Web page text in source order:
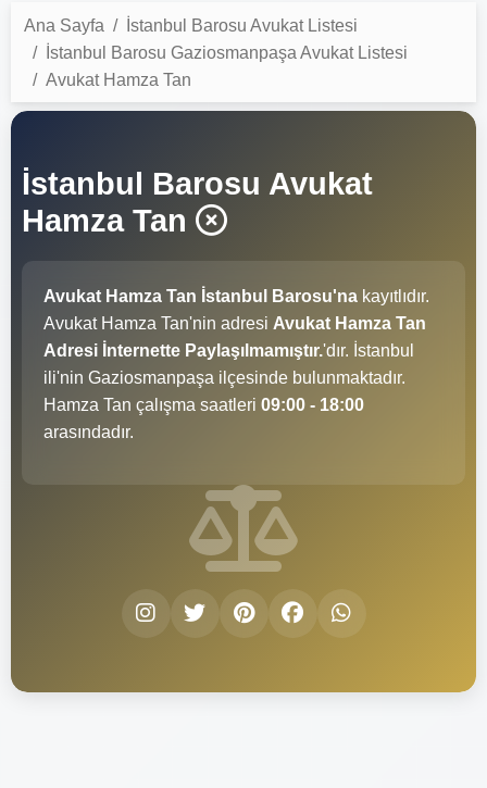
Ana Sayfa
İstanbul Barosu Avukat Listesi
İstanbul Barosu Gaziosmanpaşa Avukat Listesi
Avukat Hamza Tan
İstanbul Barosu Avukat
Hamza Tan
Avukat Hamza Tan İstanbul Barosu'na kayıtlıdır.
Avukat Hamza Tan'nin adresi Avukat Hamza Tan
Adresi İnternette Paylaşılmamıştır.'dır. İstanbul
ili'nin Gaziosmanpaşa ilçesinde bulunmaktadır.
Hamza Tan çalışma saatleri 09:00 - 18:00
arasındadır.